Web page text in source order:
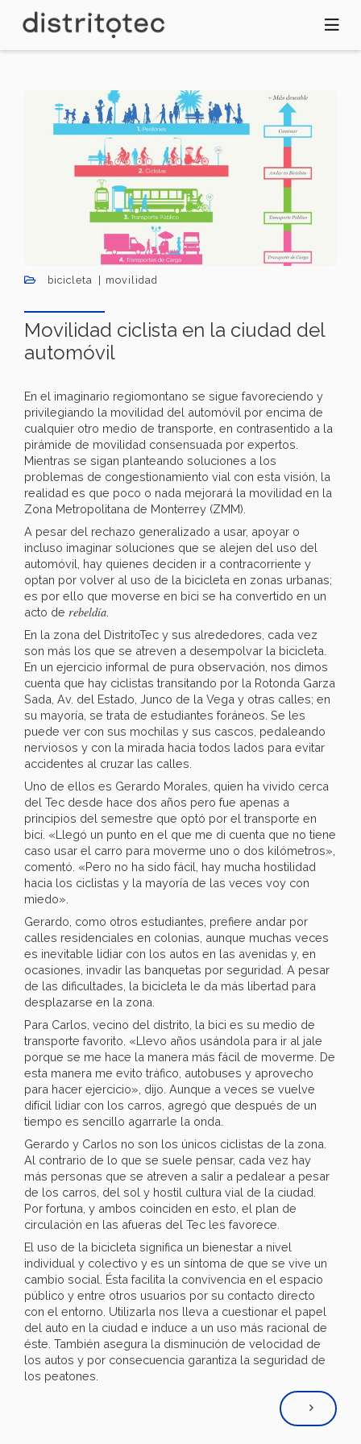
principal
bicicleta movilidad
Movilidad ciclista en la ciudad del
automóvil
En el imaginario regiomontano se sigue favoreciendo y
privilegiando la movilidad del automóvil por encima de
cualquier otro medio de transporte, en contrasentido a la
pirámide de movilidad consensuada por expertos.
Mientras se sigan planteando soluciones a los
problemas de congestionamiento vial con esta visión, la
realidad es que poco o nada mejorará la movilidad en la
Zona Metropolitana de Monterrey (ZMM).
A pesar del rechazo generalizado a usar, apoyar o
incluso imaginar soluciones que se alejen del uso del
automóvil, hay quienes deciden ir a contracorriente y
optan por volver al uso de la bicicleta en zonas urbanas;
es por ello que moverse en bici se ha convertido en un
acto de rebeldía
En la zona del DistritoTec y sus alrededores, cada vez
son más los que se atreven a desempolvar la bicicleta.
En un ejercicio informal de pura observación, nos dimos
cuenta que hay ciclistas transitando por la Rotonda Garza
Sada, Av. del Estado, Junco de la Vega y otras calles; en
su mayoría, se trata de estudiantes foráneos. Se les
puede ver con sus mochilas y sus cascos, pedaleando
nerviosos y con la mirada hacia todos lados para evitar
accidentes al cruzar las calles.
Uno de ellos es Gerardo Morales, quien ha vivido cerca
del Tec desde hace dos años pero fue apenas a
principios del semestre que optó por el transporte en
bici. «Llegó un punto en el que me di cuenta que no tiene
caso usar el carro para moverme uno o dos kilómetros»,
comentó. «Pero no ha sido fácil, hay mucha hostilidad
hacia los ciclistas y la mayoría de las veces voy con
miedo».
Gerardo, como otros estudiantes, prefiere andar por
calles residenciales en colonias, aunque muchas veces
es inevitable lidiar con los autos en las avenidas y, en
ocasiones, invadir las banquetas por seguridad. A pesar
de las dificultades, la bicicleta le da más libertad para
desplazarse en la zona.
Para Carlos, vecino del distrito, la bici es su medio de
transporte favorito. «Llevo años usándola para ir al jale
porque se me hace la manera más fácil de moverme. De
esta manera me evito tráfico, autobuses y aprovecho
para hacer ejercicio», dijo. Aunque a veces se vuelve
difícil lidiar con los carros, agregó que después de un
tiempo es sencillo agarrarle la onda.
Gerardo y Carlos no son los únicos ciclistas de la zona.
Al contrario de lo que se suele pensar, cada vez hay
más personas que se atreven a salir a pedalear a pesar
de los carros, del sol y hostil cultura vial de la ciudad.
Por fortuna, y ambos coinciden en esto, el plan de
circulación en las afueras del Tec les favorece.
El uso de la bicicleta significa un bienestar a nivel
individual y colectivo y es un síntoma de que se vive un
cambio social. Ésta facilita la convivencia en el espacio
público y entre otros usuarios por su contacto directo
con el entorno. Utilizarla nos lleva a cuestionar el papel
del auto en la ciudad e induce a un uso más racional de
éste. También asegura la disminución de velocidad de
los autos y por consecuencia garantiza la seguridad de
los peatones.